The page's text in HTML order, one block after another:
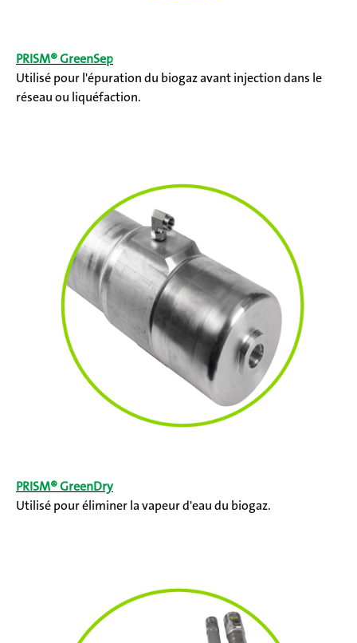
PRISM® GreenSep
Utilisé pour l'épuration du biogaz avant injection dans le
réseau ou liquéfaction.
PRISM® GreenDry
Utilisé pour éliminer la vapeur d'eau du biogaz.